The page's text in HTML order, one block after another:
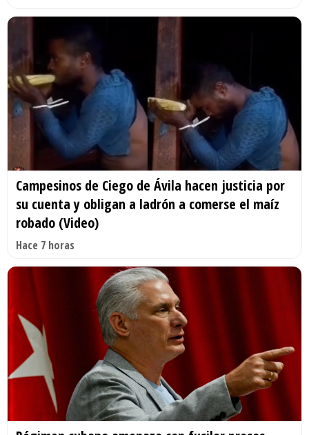
Campesinos de Ciego de Ávila hacen justicia por
su cuenta y obligan a ladrón a comerse el maíz
robado (Video)
Hace 7 horas